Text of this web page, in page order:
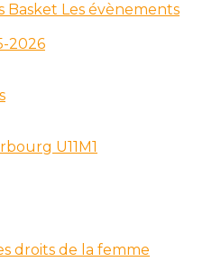
Basket Les évènements
2026
U11M1
droits de la femme